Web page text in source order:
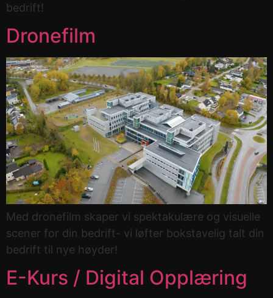
bedrift!
Dronefilm
Med dronefilm skaper vi spektakulære og visuelle
scener for din bedrift- vi løfter bokstavelig talt din
bedrift til nye høyder!
E-Kurs / Digital Opplæring